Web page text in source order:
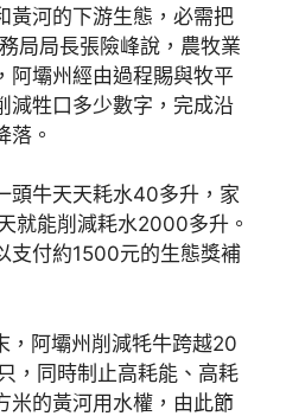
黃河的下游生態，必需把
局局長張險峰說，農牧業
阿壩州經由過程賜與牧平
減牲口多少數字，完成沿
落。
頭牛天天耗水40多升，家
就能削減耗水2000多升。
支付約1500元的生態獎補
阿壩州削減牦牛跨越20
，同時制止高耗能、高耗
米的黃河用水權，由此節